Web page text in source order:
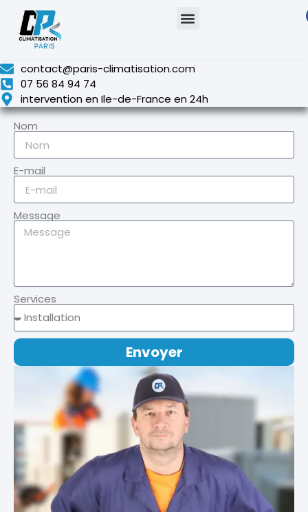
contact@paris-climatisation.com
07 56 84 94 74
intervention en Ile-de-France en 24h
Nom
E-mail
Message
Services
Envoyer